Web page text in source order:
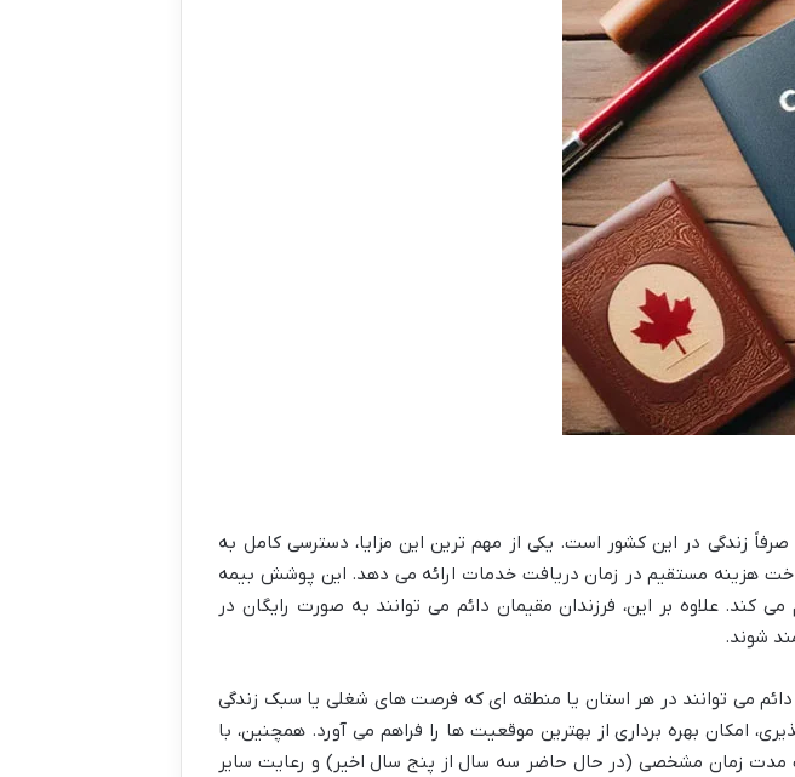
صرفاً زندگی در این کشور است. یکی از مهم ترین این مزایا، دسترسی کامل به
هزینه مستقیم در زمان دریافت خدمات ارائه می دهد. این پوشش بیمه
کند. علاوه بر این، فرزندان مقیمان دائم می توانند به صورت رایگان در
شوند.
می توانند در هر استان یا منطقه ای که فرصت های شغلی یا سبک زندگی
امکان بهره برداری از بهترین موقعیت ها را فراهم می آورد. همچنین، با
مدت زمان مشخصی (در حال حاضر سه سال از پنج سال اخیر) و رعایت سایر